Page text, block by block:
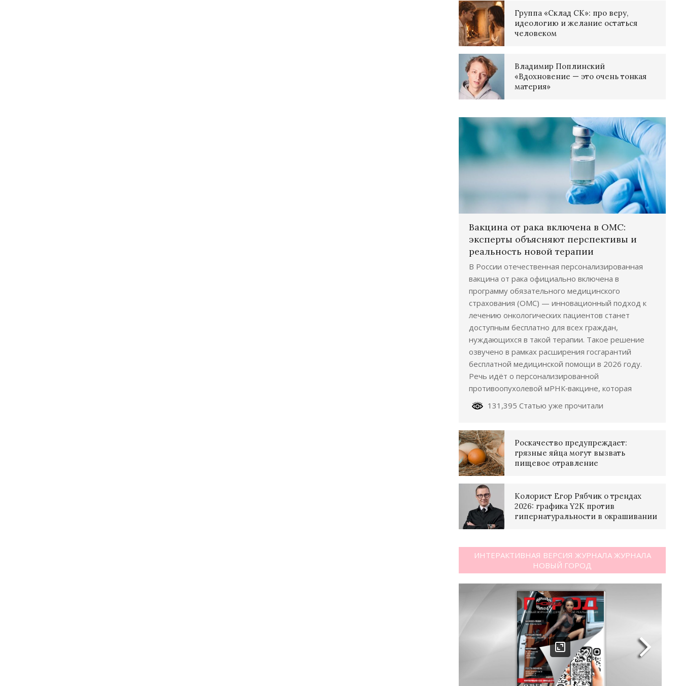
Группа «Склад СК»: про веру,
идеологию и желание остаться
человеком
Владимир Поплинский
«Вдохновение — это очень тонкая
материя»
Вакцина от рака включена в ОМС:
эксперты объясняют перспективы и
реальность новой терапии
В России отечественная персонализированная
вакцина от рака официально включена в
программу обязательного медицинского
страхования (ОМС) — инновационный подход к
лечению онкологических пациентов станет
доступным бесплатно для всех граждан,
нуждающихся в такой терапии. Такое решение
озвучено в рамках расширения госгарантий
бесплатной медицинской помощи в 2026 году.
Речь идёт о персонализированной
противоопухолевой мРНК‑вакцине, которая
131,395 Статью уже прочитали
Роскачество предупреждает:
грязные яйца могут вызвать
пищевое отравление
Колорист Егор Рябчик о трендах
2026: графика Y2K против
гипернатуральности в окрашивании
ИНТЕРАКТИВНАЯ ВЕРСИЯ ЖУРНАЛА ЖУРНАЛА
НОВЫЙ ГОРОД